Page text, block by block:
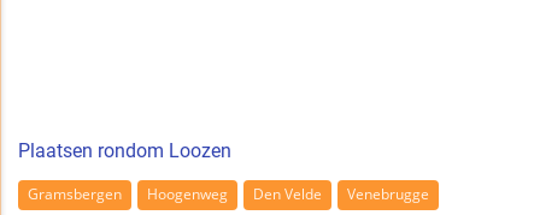
Plaatsen rondom Loozen
Gramsbergen Hoogenweg Den Velde
Venebrugge